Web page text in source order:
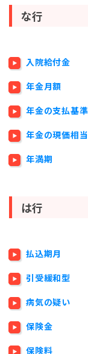
な行
入院給付金
年金月額
年金の支払基
年金の現価相
年満期
は行
払込期月
引受緩和型
病気の疑い
保険金
保険料